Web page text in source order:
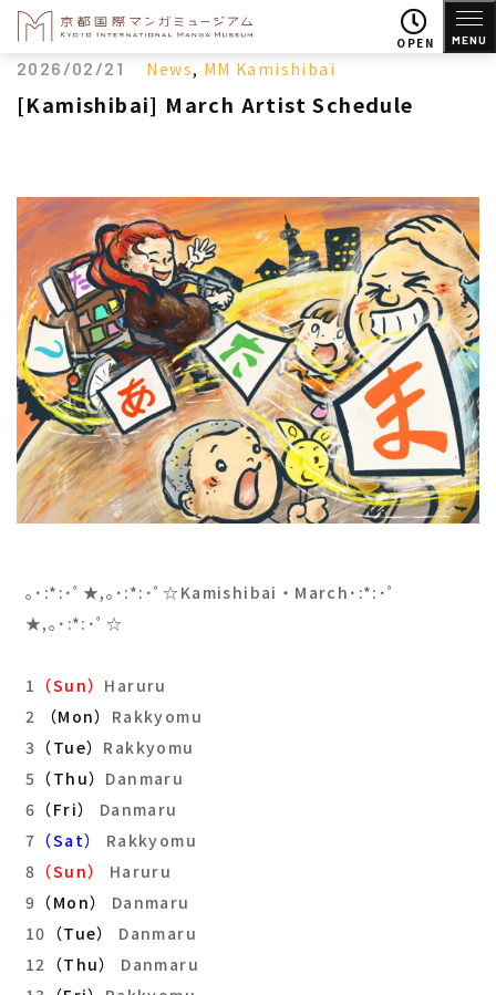
OPEN MENU
2026/02/21 News, MM Kamishibai
[Kamishibai] March Artist Schedule
｡･:*:･ﾟ★,｡･:*:･ﾟ☆Kamishibai・March･:*:･ﾟ
★,｡･:*:･ﾟ☆
1 （Sun） Haruru
2
（Mon） Rakkyomu
3 （Tue） Rakkyomu
5 （Thu） Danmaru
6 （Fri） Danmaru
7 （Sat）
Rakkyomu
8 （Sun） Haruru
9 （Mon） Danmaru
10 （Tue）
Danmaru
12 （Thu）
Danmaru